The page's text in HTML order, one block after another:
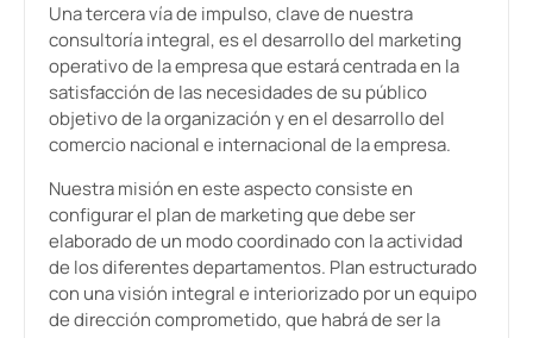
Una tercera vía de impulso, clave de nuestra
consultoría integral, es el desarrollo del marketing
operativo de la empresa que estará centrada en la
satisfacción de las necesidades de su público
objetivo de la organización y en el desarrollo del
comercio nacional e internacional de la empresa.
Nuestra misión en este aspecto consiste en
configurar el plan de marketing que debe ser
elaborado de un modo coordinado con la actividad
de los diferentes departamentos. Plan estructurado
con una visión integral e interiorizado por un equipo
de dirección comprometido, que habrá de ser la